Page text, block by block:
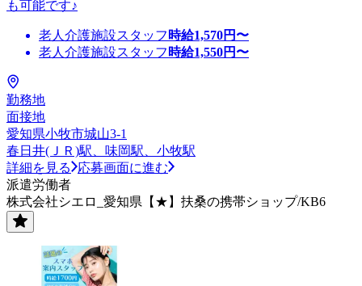
も可能です♪
老人介護施設スタッフ 時給1,570円〜
老人介護施設スタッフ 時給1,550円〜
勤務地
面接地
愛知県小牧市城山3-1
春日井(ＪＲ)駅、味岡駅、小牧駅
詳細を見る
応募画面に進む
派遣労働者
株式会社シエロ_愛知県【★】扶桑の携帯ショップ/KB6